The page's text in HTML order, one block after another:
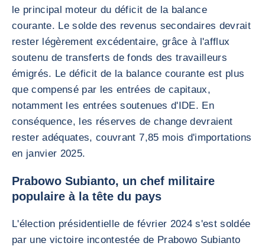
le principal moteur du déficit de la balance
courante. Le solde des revenus secondaires devrait
rester légèrement excédentaire, grâce à l'afflux
soutenu de transferts de fonds des travailleurs
émigrés. Le déficit de la balance courante est plus
que compensé par les entrées de capitaux,
notamment les entrées soutenues d'IDE. En
conséquence, les réserves de change devraient
rester adéquates, couvrant 7,85 mois d'importations
en janvier 2025.
Prabowo Subianto, un chef militaire
populaire à la tête du pays
L'élection présidentielle de février 2024 s'est soldée
par une victoire incontestée de Prabowo Subianto